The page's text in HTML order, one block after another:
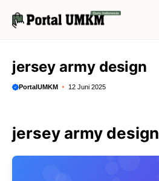
jersey army design
PortalUMKM 12 Juni 2025
jersey army design